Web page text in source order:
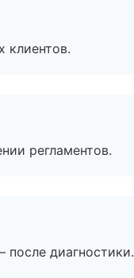
клиентов.
регламентов.
диагностики.